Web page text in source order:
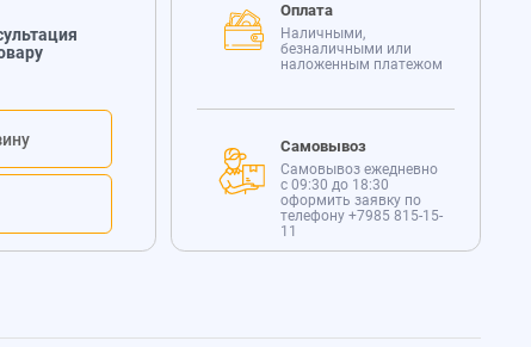
Оплата
Наличными,
безналичными или
наложенным платежом
Самовывоз
Самовывоз ежедневно
с 09:30 до 18:30
оформить заявку по
телефону +7985 815-15-
11